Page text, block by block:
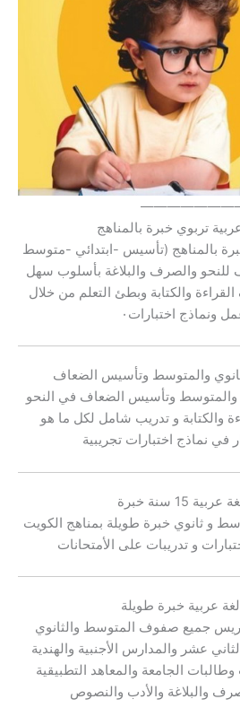
تربوي خبرة بالمناهج
بالمناهج (تأسيس -ابتدائي -متوسط
والصرف والبلاغة بأسلوب سهل
والكتابة وبطئ التعلم من خلال
ونماذج اختبارات٠
والمتوسط وتأسيس الضعاف
والمتوسط وتأسيس الضعاف في النحو
والكتابة و تدريب شامل لكل ما هو
في نماذج اختبارات تجريبية
15 سنة خبرة
و ثانوي خبرة طويلة بمناهج الكويت
و تدريبات على الأمتحانات
عربية خبرة طويلة
جميع صفوف المتوسط والثانوي
عشر والمدارس الأجنبية والهندية
وطالبات الجامعة والمعاهد التطبيقية
والبلاغة والأدب والنصوص